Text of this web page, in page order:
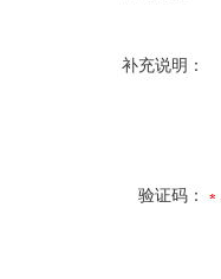
补充说明：
验证码：